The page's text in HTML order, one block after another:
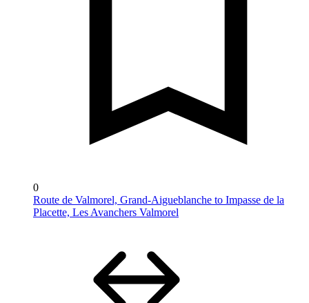
0
Route de Valmorel, Grand-Aigueblanche to Impasse de la
Placette, Les Avanchers Valmorel